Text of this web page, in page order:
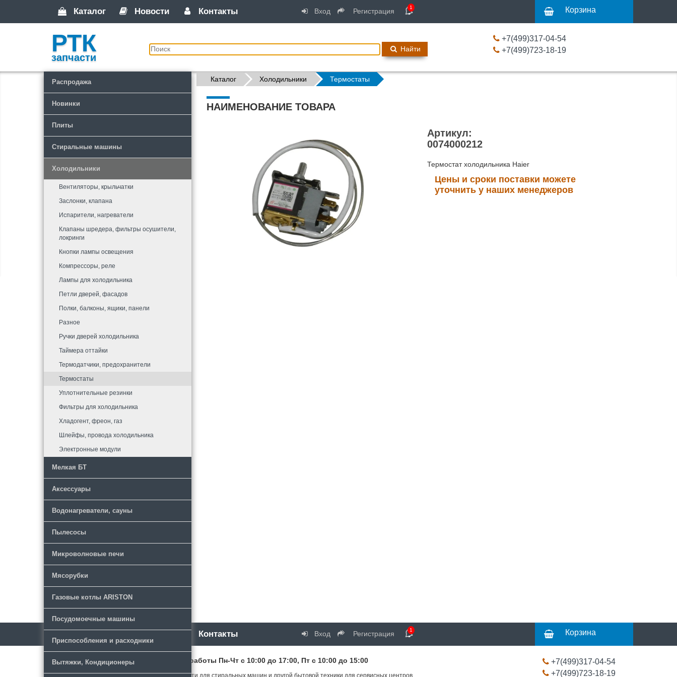
Каталог Новости Контакты Вход Регистрация 1 Корзина
РТК
запчасти
Найти
+7(499)317-04-54
+7(499)723-18-19
Распродажа
Новинки
Плиты
Стиральные машины
Холодильники
Вентиляторы, крыльчатки
Заслонки, клапана
Испарители, нагреватели
Клапаны шредера, фильтры осушители,
локринги
Кнопки лампы освещения
Компрессоры, реле
Лампы для холодильника
Петли дверей, фасадов
Полки, балконы, ящики, панели
Разное
Ручки дверей холодильника
Таймера оттайки
Термодатчики, предохранители
Термостаты
Уплотнительные резинки
Фильтры для холодильника
Хладогент, фреон, газ
Шлейфы, провода холодильника
Электронные модули
Мелкая БТ
Аксессуары
Водонагреватели, сауны
Пылесосы
Микроволновые печи
Мясорубки
Газовые котлы ARISTON
Посудомоечные машины
Приспособления и расходники
Вытяжки, Кондиционеры
Каталог Холодильники Термостаты
НАИМЕНОВАНИЕ ТОВАРА
Артикул:
0074000212
Термостат холодильника Haier
Цены и сроки поставки можете
уточнить у наших менеджеров
Контакты Вход Регистрация 1 Корзина
РТК Режим работы Пн-Чт с 10:00 до 17:00, Пт с 10:00 до 15:00
© 2018 Запчасти для стиральных машин и другой бытовой техники для сервисных центров.
+7(499)317-04-54
+7(499)723-18-19